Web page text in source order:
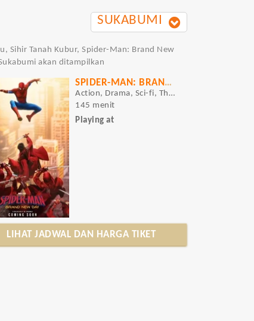
SUKABUMI
Sihir Tanah Kubur, Spider-Man: Brand New
akan ditampilkan
SPIDER-MAN: BRAND NEW DAY
Action, Drama, Sci-fi, Thriller
145 menit
Playing at
LIHAT JADWAL DAN HARGA TIKET